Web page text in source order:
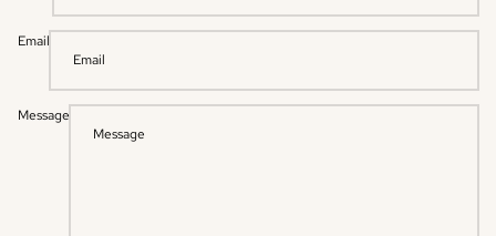
Email
Message